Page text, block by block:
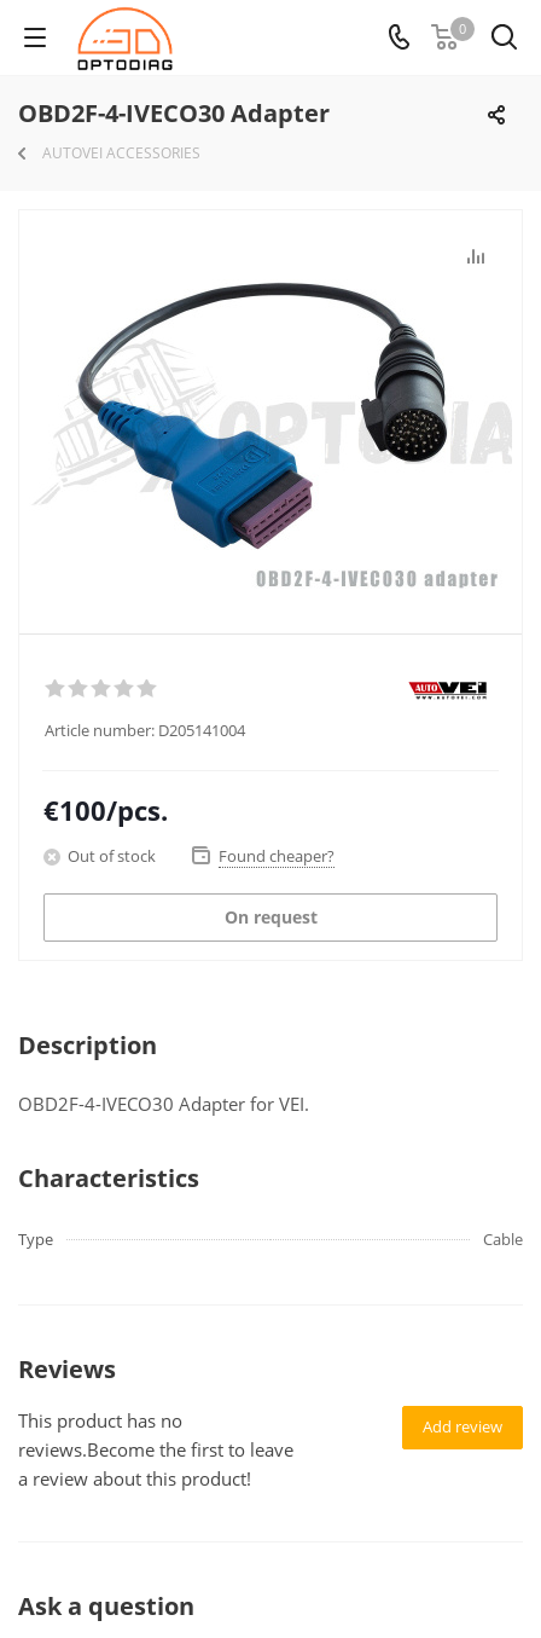
0
OBD2F-4-IVECO30 Adapter
AUTOVEI ACCESSORIES
Article number: D205141004
€100/pcs.
Out of stock Found cheaper?
On request
Description
OBD2F-4-IVECO30 Adapter for VEI.
Characteristics
Type Cable
Reviews
Add review
This product has no
reviews.Become the first to leave
a review about this product!
Ask a question